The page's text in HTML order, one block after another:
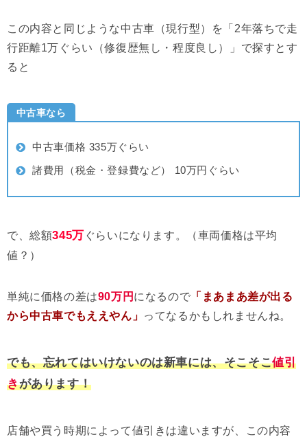
この内容と同じような中古車（現行型）を 「2年落ちで走
行距離1万ぐらい（修復歴無し・程度良し）」 で探すとす
ると
中古車なら
中古車価格 335万ぐらい
諸費用（税金・登録費など） 10万円ぐらい
で、総額345万 ぐらいになります。（車両価格は平均
値？）
単純に価格の差は90万円 になるので 「まあまあ差が出る
から中古車でもええやん」 ってなるかもしれませんね。
でも、忘れてはいけないのは新車には、そこそこ値引
きがあります！
店舗や買う時期によって値引きは違いますが、この内容